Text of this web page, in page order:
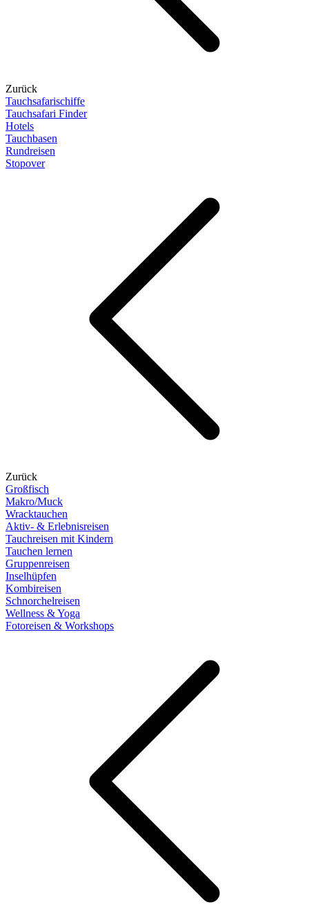
Zurück
Tauchsafarischiffe
Tauchsafari Finder
Hotels
Tauchbasen
Rundreisen
Stopover
Zurück
Großfisch
Makro/Muck
Wracktauchen
Aktiv- & Erlebnisreisen
Tauchreisen mit Kindern
Tauchen lernen
Gruppenreisen
Inselhüpfen
Kombireisen
Schnorchelreisen
Wellness & Yoga
Fotoreisen & Workshops